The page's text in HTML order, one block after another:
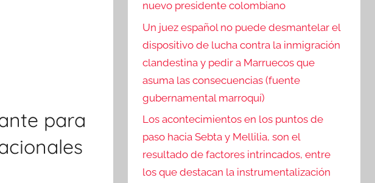
para
nuevo presidente colombiano
Un juez español no puede desmantelar el
dispositivo de lucha contra la inmigración
clandestina y pedir a Marruecos que
asuma las consecuencias (fuente
gubernamental marroquí)
Los acontecimientos en los puntos de
paso hacia Sebta y Mellilia, son el
resultado de factores intrincados, entre
los que destacan la instrumentalización